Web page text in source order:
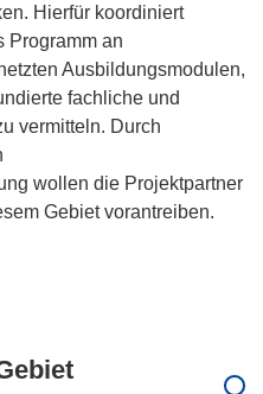
Hierfür koordiniert
Programm an
Ausbildungsmodulen,
fachliche und
vermitteln. Durch
wollen die Projektpartner
Gebiet vorantreiben.